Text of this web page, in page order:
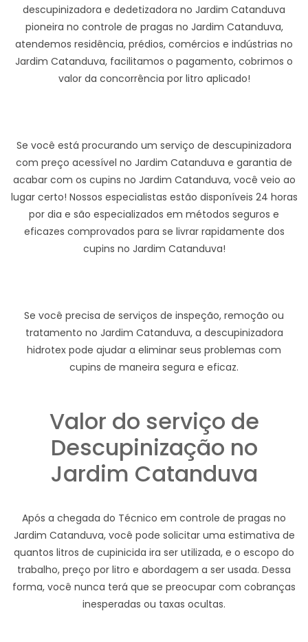
descupinizadora e dedetizadora no Jardim Catanduva
pioneira no controle de pragas no Jardim Catanduva,
atendemos residência, prédios, comércios e indústrias no
Jardim Catanduva, facilitamos o pagamento, cobrimos o
valor da concorrência por litro aplicado!
Se você está procurando um serviço de descupinizadora
com preço acessível no Jardim Catanduva e garantia de
acabar com os cupins no Jardim Catanduva, você veio ao
lugar certo! Nossos especialistas estão disponíveis 24 horas
por dia e são especializados em métodos seguros e
eficazes comprovados para se livrar rapidamente dos
cupins no Jardim Catanduva!
Se você precisa de serviços de inspeção, remoção ou
tratamento no Jardim Catanduva, a descupinizadora
hidrotex pode ajudar a eliminar seus problemas com
cupins de maneira segura e eficaz.
Valor do serviço de
Descupinização no
Jardim Catanduva
Após a chegada do Técnico em controle de pragas no
Jardim Catanduva, você pode solicitar uma estimativa de
quantos litros de cupinicida ira ser utilizada, e o escopo do
trabalho, preço por litro e abordagem a ser usada. Dessa
forma, você nunca terá que se preocupar com cobranças
inesperadas ou taxas ocultas.